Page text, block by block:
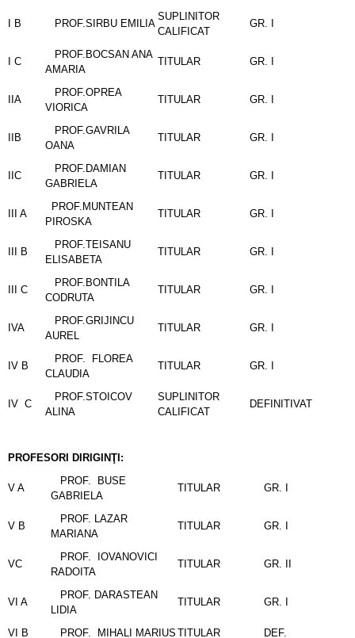
I B PROF.SIRBU EMILIA
SUPLINITOR
CALIFICAT
GR. I
I C
PROF.BOCSAN ANA
AMARIA
TITULAR GR. I
IIA
PROF.OPREA
VIORICA
TITULAR GR. I
IIB
PROF.GAVRILA
OANA
TITULAR GR. I
IIC
PROF.DAMIAN
GABRIELA
TITULAR GR. I
III A
PROF.MUNTEAN
PIROSKA
TITULAR GR. I
III B
PROF.TEISANU
ELISABETA
TITULAR GR. I
III C
PROF.BONTILA
CODRUTA
TITULAR GR. I
IVA
PROF.GRIJINCU
AUREL
TITULAR GR. I
IV B
PROF. FLOREA
CLAUDIA
TITULAR GR. I
IV C
PROF.STOICOV
ALINA
SUPLINITOR
CALIFICAT
DEFINITIVAT
PROFESORI DIRIGINŢI:
V A
PROF. BUSE
GABRIELA
TITULAR GR. I
V B
PROF. LAZAR
MARIANA
TITULAR GR. I
VC
PROF. IOVANOVICI
RADOITA
TITULAR GR. II
VI A
PROF. DARASTEAN
LIDIA
TITULAR GR. I
VI B PROF. MIHALI MARIUS TITULAR DEF.